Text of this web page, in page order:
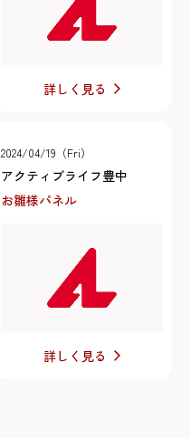
詳しく見る
2024/04/19（Fri）
アクティブライフ豊中
お雛様パネル
詳しく見る